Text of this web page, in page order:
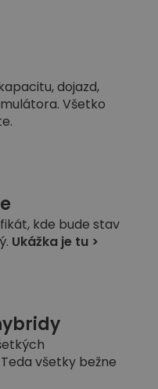
dojazd,
Všetko
kde bude stav
Ukážka je tu >
všetky bežne